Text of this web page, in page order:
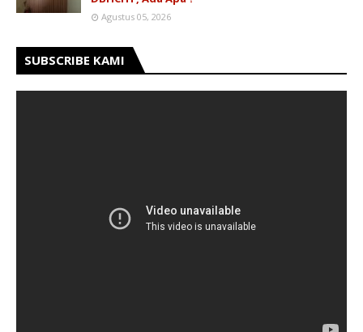
Agustus 05, 2026
SUBSCRIBE KAMI